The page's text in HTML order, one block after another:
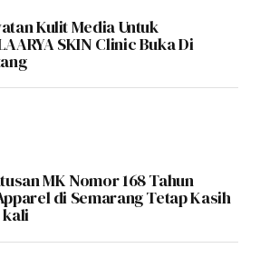
Kulit Media Untuk
SKIN Clinic Buka Di
MK Nomor 168 Tahun
di Semarang Tetap Kasih
kali